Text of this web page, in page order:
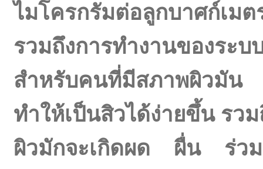
ไมโครกรัมต่อลูกบาศก์เม
รวมถึงการทำงานของระ
สำหรับคนที่มีสภาพผิวมัน
ทำให้เป็นสิวได้ง่ายขึ้น รว
ผิวมักจะเกิดผด ผื่น ร่วม